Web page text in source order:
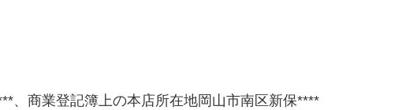
、商業登記簿上の本店所在地岡山市南区新保****